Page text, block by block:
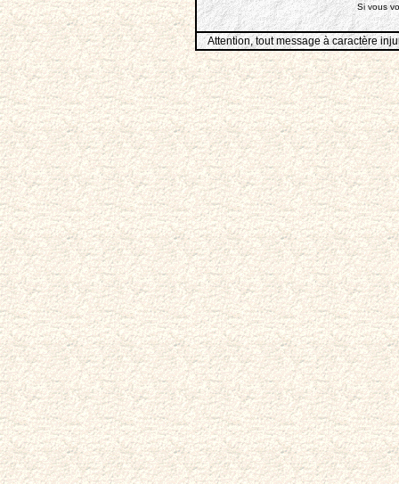
Si vous
Attention, tout message à caractère